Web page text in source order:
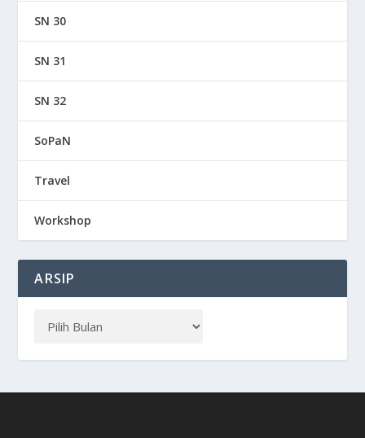
SN 30
SN 31
SN 32
SoPaN
Travel
Workshop
ARSIP